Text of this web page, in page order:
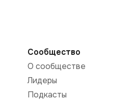
Сообщество
О сообществе
Лидеры
Подкасты